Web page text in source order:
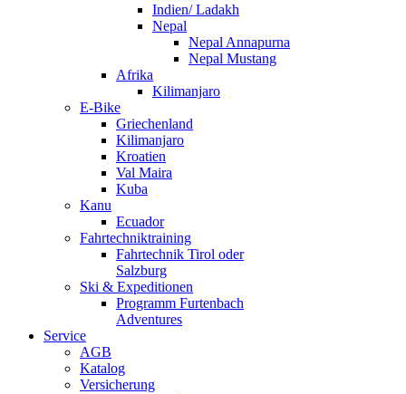
Indien/ Ladakh
Nepal
Nepal Annapurna
Nepal Mustang
Afrika
Kilimanjaro
E-Bike
Griechenland
Kilimanjaro
Kroatien
Val Maira
Kuba
Kanu
Ecuador
Fahrtechniktraining
Fahrtechnik Tirol oder
Salzburg
Ski & Expeditionen
Programm Furtenbach
Adventures
Service
AGB
Katalog
Versicherung